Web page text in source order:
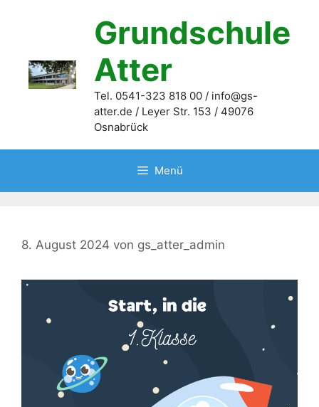
Grundschule
Atter
Tel. 0541-323 818 00 / info@gs-
atter.de / Leyer Str. 153 / 49076
Osnabrück
Menü
8. August 2024 von gs_atter_admin